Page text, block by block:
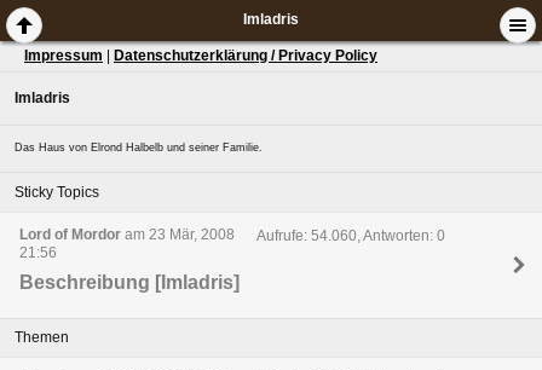
Imladris
Impressum Datenschutzerklärung / Privacy Policy
Imladris
Das Haus von Elrond Halbelb und seiner Familie.
Sticky Topics
Lord of Mordor am 23 Mär, 2008
21:56
Aufrufe: 54.060, Antworten: 0
Beschreibung [Imladris]
Themen